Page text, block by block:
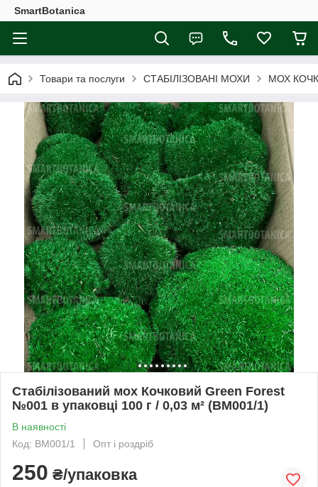
SmartBotanica
Товари та послуги СТАБІЛІЗОВАНІ МОХИ МОХ
Стабілізований мох Кочковий Green Forest
№001 в упаковці 100 г / 0,03 м² (BM001/1)
В наявності
Код: BM001/1
Опт і роздріб
250 ₴/упаковка